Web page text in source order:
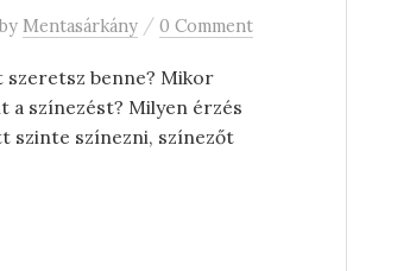
by Mentasárkány / 0 Comment
szeretsz benne? Mikor
színezést? Milyen érzés
szinte színezni, színezőt